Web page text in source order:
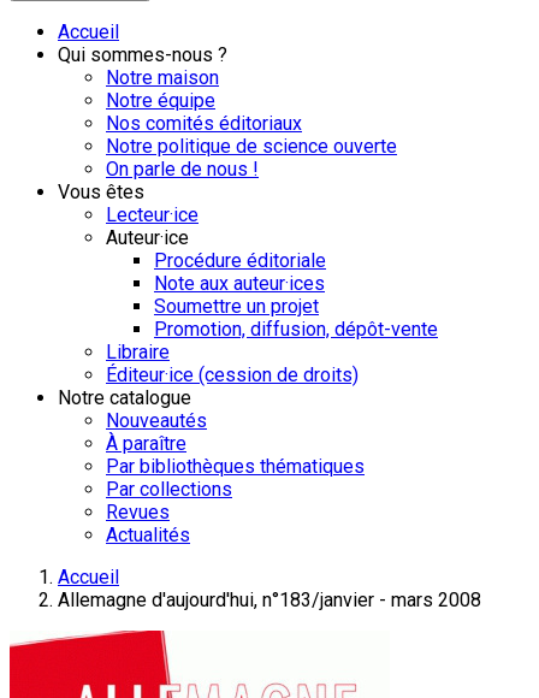
Accueil
Qui sommes-nous ?
Notre maison
Notre équipe
Nos comités éditoriaux
Notre politique de science ouverte
On parle de nous !
Vous êtes
Lecteur·ice
Auteur·ice
Procédure éditoriale
Note aux auteur·ices
Soumettre un projet
Promotion, diffusion, dépôt-vente
Libraire
Éditeur·ice (cession de droits)
Notre catalogue
Nouveautés
À paraître
Par bibliothèques thématiques
Par collections
Revues
Actualités
Accueil
Allemagne d'aujourd'hui, n°183/janvier - mars 2008